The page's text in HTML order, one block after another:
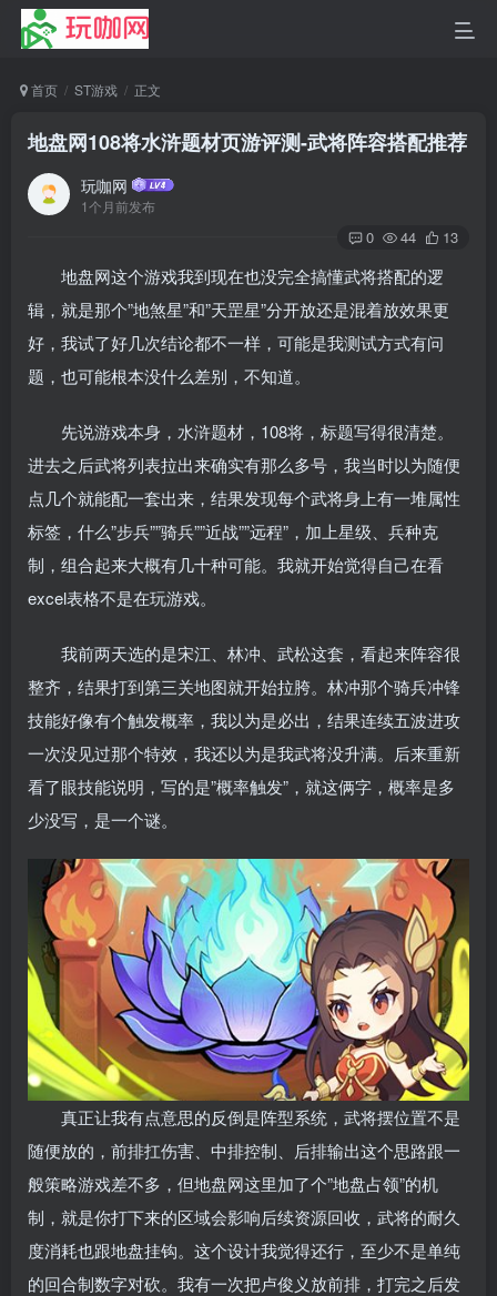
首页 ST游戏 正文
地盘网108将水浒题材页游评测-武将阵容搭配推荐
玩咖网
1个月前发布
0 44 13
地盘网这个游戏我到现在也没完全搞懂武将搭配的逻
辑，就是那个”地煞星”和”天罡星”分开放还是混着放效果更
好，我试了好几次结论都不一样，可能是我测试方式有问
题，也可能根本没什么差别，不知道。
先说游戏本身，水浒题材，108将，标题写得很清楚。
进去之后武将列表拉出来确实有那么多号，我当时以为随便
点几个就能配一套出来，结果发现每个武将身上有一堆属性
标签，什么”步兵””骑兵””近战””远程”，加上星级、兵种克
制，组合起来大概有几十种可能。我就开始觉得自己在看
excel表格不是在玩游戏。
我前两天选的是宋江、林冲、武松这套，看起来阵容很
整齐，结果打到第三关地图就开始拉胯。林冲那个骑兵冲锋
技能好像有个触发概率，我以为是必出，结果连续五波进攻
一次没见过那个特效，我还以为是我武将没升满。后来重新
看了眼技能说明，写的是”概率触发”，就这俩字，概率是多
少没写，是一个谜。
真正让我有点意思的反倒是阵型系统，武将摆位置不是
随便放的，前排扛伤害、中排控制、后排输出这个思路跟一
般策略游戏差不多，但地盘网这里加了个”地盘占领”的机
制，就是你打下来的区域会影响后续资源回收，武将的耐久
度消耗也跟地盘挂钩。这个设计我觉得还行，至少不是单纯
的回合制数字对砍。我有一次把卢俊义放前排，打完之后发